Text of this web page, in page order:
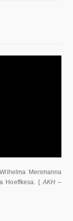
Mersmanna
Hoeffkesa. [AKH –